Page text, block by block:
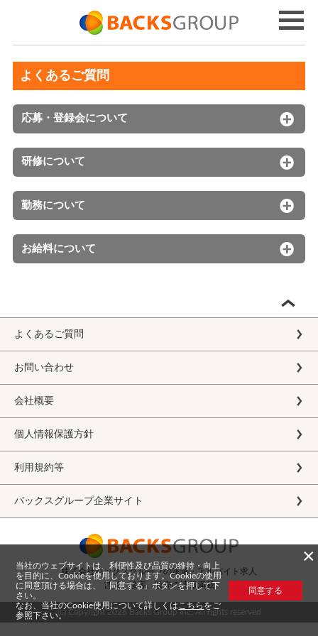
よくあるご質問
応募・登録会について
研修について
勤務について
お給料について
よくあるご質問
お問い合わせ
会社概要
個人情報保護方針
利用規約等
バックスグループ企業サイト
株式会社バックスグループの派遣・アルバイト求人
営業、接客、販売の情報満載
(c) Copyright2026 Backs Group Inc. All rights reserved
×
当社のウェブサイトは、利便性及び品質の維持・向上
を目的に、Cookieを使用しております。Cookieの使用
に同意頂ける場合は、「同意する」ボタンを押して下
さい。
なお、当社のCookie使用について詳しくは こちら をご
参照下さい。
同意する